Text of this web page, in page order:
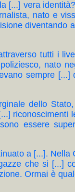
[...] vera
nato e
diventando
tutti i
nato
sempre [...]
dello
riconoscimenti
essere
a [...]. Nella
che si [...]
Ormai è